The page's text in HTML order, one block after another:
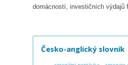
domácností, investičních výdajů
Česko-anglický slovník